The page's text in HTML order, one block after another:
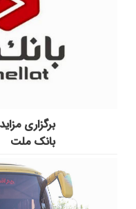
بانک ملت